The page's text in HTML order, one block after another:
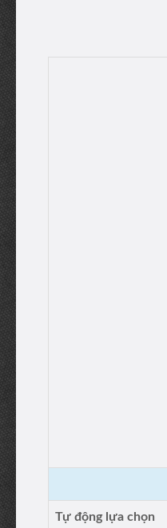
Tự động lựa chọn